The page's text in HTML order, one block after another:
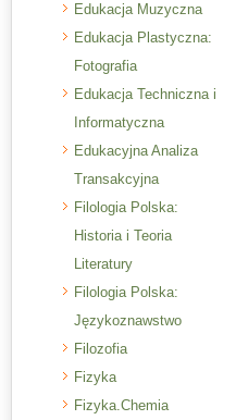
Edukacja Muzyczna
Edukacja Plastyczna:
Fotografia
Edukacja Techniczna i
Informatyczna
Edukacyjna Analiza
Transakcyjna
Filologia Polska:
Historia i Teoria
Literatury
Filologia Polska:
Językoznawstwo
Filozofia
Fizyka
Fizyka.Chemia